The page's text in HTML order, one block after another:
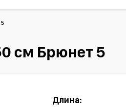
см Брюнет 5
Длина: